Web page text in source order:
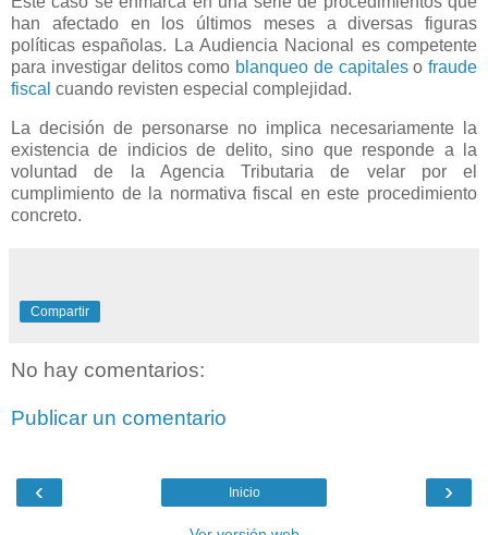
han afectado en los últimos meses a diversas figuras
políticas españolas. La Audiencia Nacional es competente
para investigar delitos como blanqueo de capitaleso fraude
fiscal cuando revisten especial complejidad.
La decisión de personarse no implica necesariamente la
existencia de indicios de delito, sino que responde a la
voluntad de la Agencia Tributaria de velar por el
cumplimiento de la normativa fiscal en este procedimiento
concreto.
Compartir
No hay comentarios:
Publicar un comentario
‹ ›
Inicio